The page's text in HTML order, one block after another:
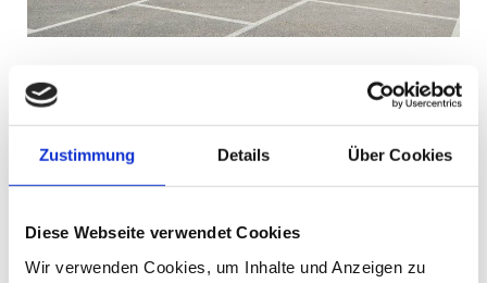
Zustimmung Details Über Cookies
Diese Webseite verwendet Cookies
Wir verwenden Cookies, um Inhalte und Anzeigen zu